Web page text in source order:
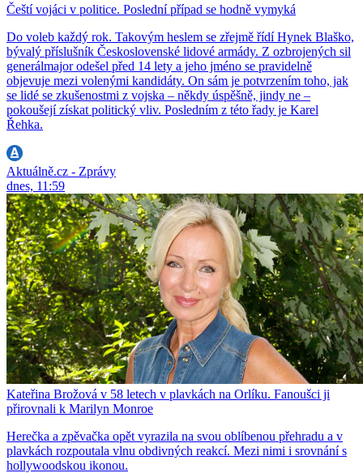
Čeští vojáci v politice. Poslední případ se hodně vymyká
Do voleb každý rok. Takovým heslem se zřejmě řídí Hynek Blaško,
bývalý příslušník Československé lidové armády. Z ozbrojených sil
generálmajor odešel před 14 lety a jeho jméno se pravidelně
objevuje mezi volenými kandidáty. On sám je potvrzením toho, jak
se lidé se zkušenostmi z vojska – někdy úspěšně, jindy ne –
pokoušejí získat politický vliv. Posledním z této řady je Karel
Řehka.
Aktuálně.cz - Zprávy
dnes, 11:59
Kateřina Brožová v 58 letech v plavkách na Orlíku. Fanoušci ji
přirovnali k Marilyn Monroe
Herečka a zpěvačka opět vyrazila na svou oblíbenou přehradu a v
plavkách rozpoutala vlnu obdivných reakcí. Mezi nimi i srovnání s
hollywoodskou ikonou.